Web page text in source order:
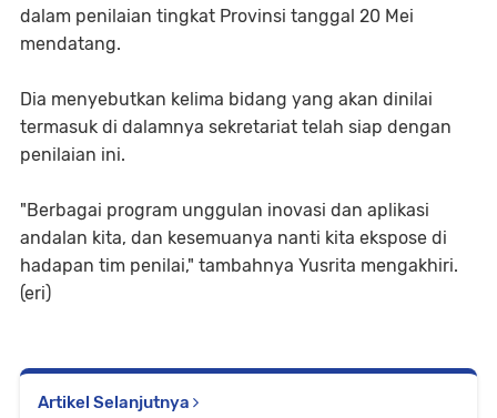
dalam penilaian tingkat Provinsi tanggal 20 Mei
mendatang.
Dia menyebutkan kelima bidang yang akan dinilai
termasuk di dalamnya sekretariat telah siap dengan
penilaian ini.
"Berbagai program unggulan inovasi dan aplikasi
andalan kita, dan kesemuanya nanti kita ekspose di
hadapan tim penilai," tambahnya Yusrita mengakhiri.
(eri)
Artikel Selanjutnya